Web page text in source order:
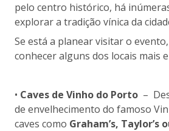
pelo centro histórico, há
explorar a tradição vínica da
Se está a planear visitar o
conhecer alguns dos locais mais
• Caves de Vinho do Porto –
de envelhecimento do famoso
caves como Graham’s, Taylor’s